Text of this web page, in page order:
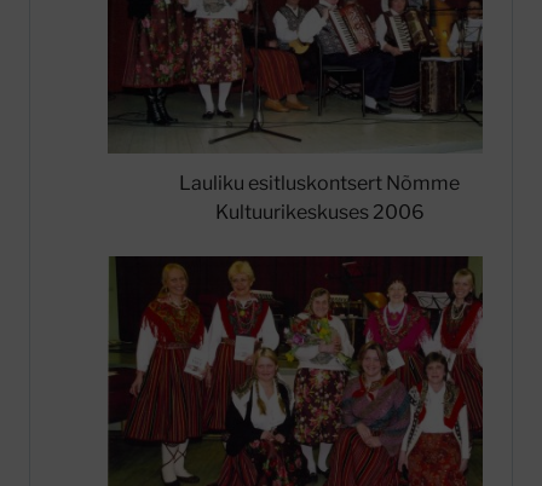
Lauliku esitluskontsert Nõmme
Kultuurikeskuses 2006